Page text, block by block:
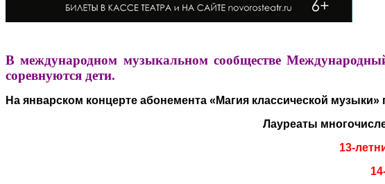
В международном музыкальном сообществе
соревнуются дети.
На январском концерте абонемента «Магия классической
Лауреаты
13-